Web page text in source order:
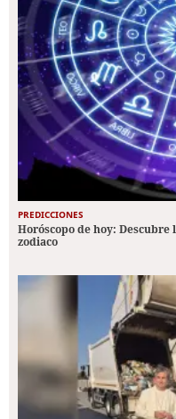
PREDICCIONES
Horóscopo de hoy: Descubre
zodiaco